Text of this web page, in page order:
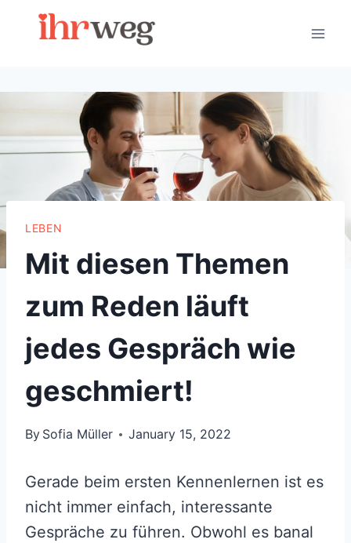
LEBEN
Mit diesen Themen
zum Reden läuft
jedes Gespräch wie
geschmiert!
By Sofia Müller January 15, 2022
Gerade beim ersten Kennenlernen ist es
nicht immer einfach, interessante
Gespräche zu führen. Obwohl es banal